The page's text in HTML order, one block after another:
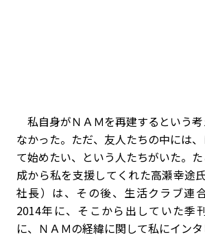
私自身がＮＡＭを再建するという
なかった。ただ、友人たちの中には
て始めたい、という人たちがいた。
成から私を支援してくれた高瀬幸途
社長）は、その後、生活クラブ連
2014年に、そこから出していた季
に、ＮＡＭの経緯に関して私にイン